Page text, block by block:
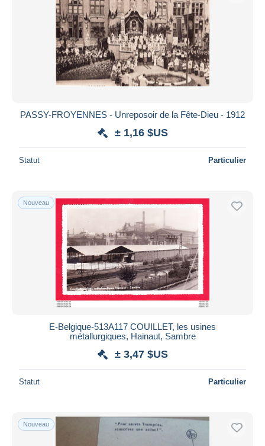
PASSY-FROYENNES - Unreposoir de la Fête-Dieu - 1912
± 1,16 $US
Statut Particulier
Nouveau
E-Belgique-513A117 COUILLET, les usines
métallurgiques, Hainaut, Sambre
± 3,47 $US
Statut Particulier
Nouveau